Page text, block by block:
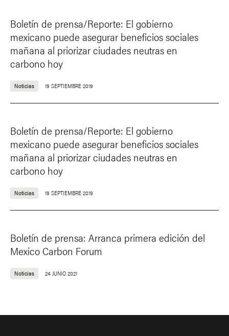
Boletín de prensa/Reporte: El gobierno
mexicano puede asegurar beneficios sociales
mañana al priorizar ciudades neutras en
carbono hoy
Noticias 19 SEPTIEMBRE 2019
Boletín de prensa/Reporte: El gobierno
mexicano puede asegurar beneficios sociales
mañana al priorizar ciudades neutras en
carbono hoy
Noticias 19 SEPTIEMBRE 2019
Boletín de prensa: Arranca primera edición del
Mexico Carbon Forum
Noticias 24 JUNIO 2021